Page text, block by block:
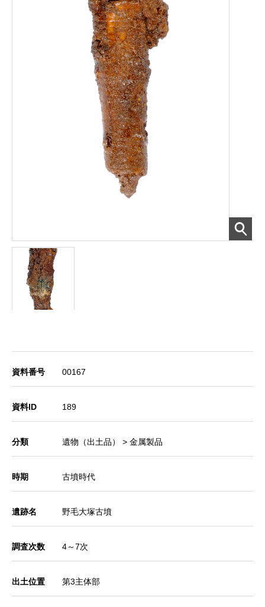
資料番号 00167
資料ID 189
分類 遺物（出土品） > 金属製品
時期 古墳時代
遺跡名 野毛大塚古墳
調査次数 4～7次
出土位置 第3主体部